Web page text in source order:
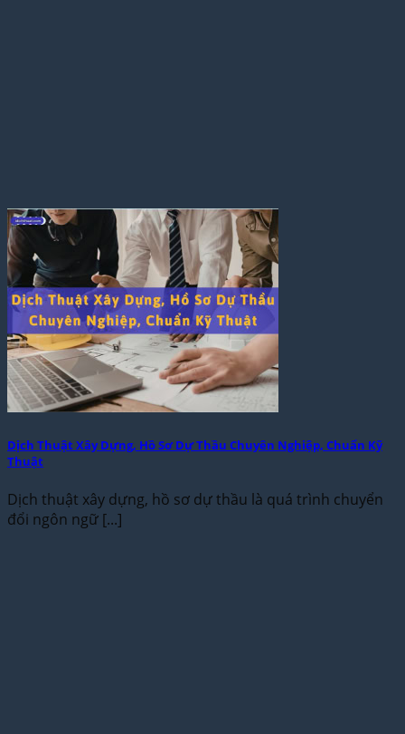
Dịch Thuật Xây Dựng, Hồ Sơ Dự Thầu Chuyên Nghiệp, Chuẩn Kỹ
Thuật
Dịch thuật xây dựng, hồ sơ dự thầu là quá trình chuyển
đổi ngôn ngữ [...]